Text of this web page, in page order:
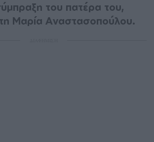
του πατέρα του,
Μαρία Αναστασοπούλου.